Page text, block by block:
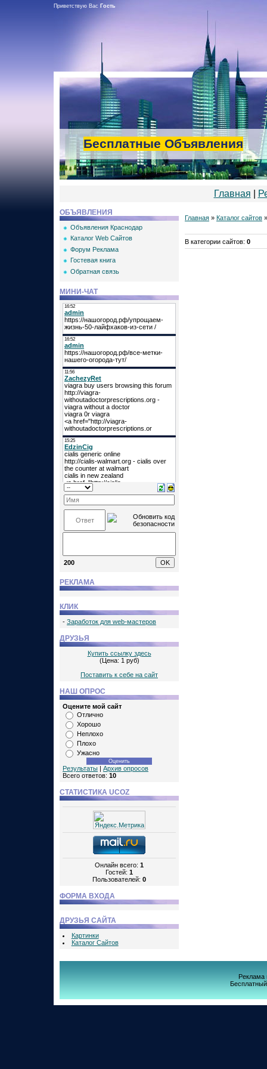
Приветствую Вас Гость
Бесплатные Объявления
Главная
ОБЪЯВЛЕНИЯ
Объявления Краснодар
Каталог Web Сайтов
Форум Реклама
Гостевая книга
Обратная связь
МИНИ-ЧАТ
200
РЕКЛАМА
КЛИК
- Заработок для web-мастеров
ДРУЗЬЯ
Купить ссылку здесь
(Цена: 1 руб)
Поставить к себе на сайт
НАШ ОПРОС
Оцените мой сайт
Отлично
Хорошо
Неплохо
Плохо
Ужасно
Результаты | Архив опросов
Всего ответов: 10
СТАТИСТИКА UCOZ
Онлайн всего: 1
Гостей: 1
Пользователей: 0
ФОРМА ВХОДА
ДРУЗЬЯ САЙТА
Картинки
Каталог Сайтов
Главная » Каталог сайтов
В категории сайтов: 0
Реклама